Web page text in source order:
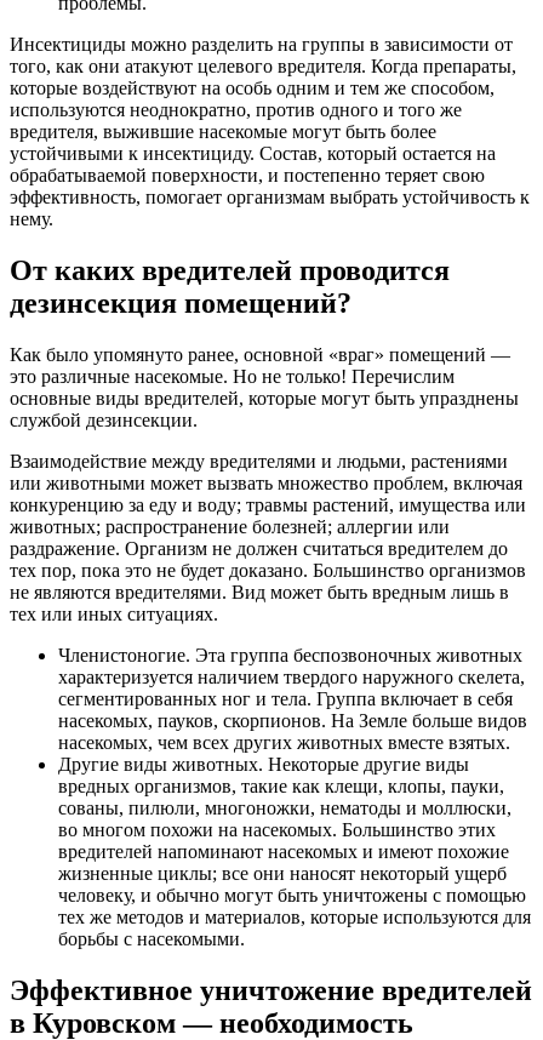
Инсектициды можно разделить на группы в зависимости от
того, как они атакуют целевого вредителя. Когда препараты,
которые воздействуют на особь одним и тем же способом,
используются неоднократно, против одного и того же
вредителя, выжившие насекомые могут быть более
устойчивыми к инсектициду. Состав, который остается на
обрабатываемой поверхности, и постепенно теряет свою
эффективность, помогает организмам выбрать устойчивость к
нему.
От каких вредителей проводится
дезинсекция помещений?
Как было упомянуто ранее, основной «враг» помещений —
это различные насекомые. Но не только! Перечислим
основные виды вредителей, которые могут быть упразднены
службой дезинсекции.
Взаимодействие между вредителями и людьми, растениями
или животными может вызвать множество проблем, включая
конкуренцию за еду и воду; травмы растений, имущества или
животных; распространение болезней; аллергии или
раздражение. Организм не должен считаться вредителем до
тех пор, пока это не будет доказано. Большинство организмов
не являются вредителями. Вид может быть вредным лишь в
тех или иных ситуациях.
Членистоногие. Эта группа беспозвоночных животных
характеризуется наличием твердого наружного скелета,
сегментированных ног и тела. Группа включает в себя
насекомых, пауков, скорпионов. На Земле больше видов
насекомых, чем всех других животных вместе взятых.
Другие виды животных. Некоторые другие виды
вредных организмов, такие как клещи, клопы, пауки,
сованы, пилюли, многоножки, нематоды и моллюски,
во многом похожи на насекомых. Большинство этих
вредителей напоминают насекомых и имеют похожие
жизненные циклы; все они наносят некоторый ущерб
человеку, и обычно могут быть уничтожены с помощью
тех же методов и материалов, которые используются для
борьбы с насекомыми.
Эффективное уничтожение вредителей
в Куровском — необходимость